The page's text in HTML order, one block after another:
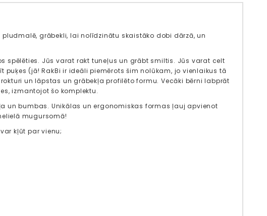
grābekli, lai nolīdzinātu skaistāko dobi dārzā, un
spēlēties. Jūs varat rakt tuneļus un grābt smiltis. Jūs varat celt
(jā! RakBi ir ideāli piemērots šim nolūkam, jo ​​vienlaikus tā
un lāpstas un grābekļa profilēto formu. Vecāki bērni labprāt
izmantojot šo komplektu.
un bumbas. Unikālas un ergonomiskas formas ļauj apvienot
mugursomā!
kļūt par vienu;